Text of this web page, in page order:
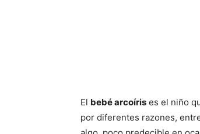
El bebé arcoíris es el niño
por diferentes razones,